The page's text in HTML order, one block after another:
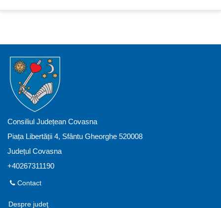
Consiliul Județean Covasna
Piața Libertății 4, Sfântu Gheorghe 520008
Județul Covasna
+40267311190
Contact
Despre judeţ